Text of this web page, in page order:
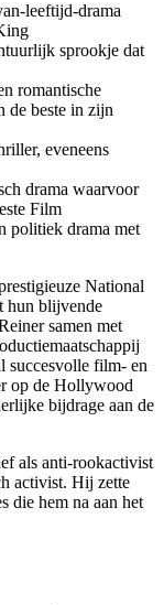
leeftijd-drama
sprookje dat
romantische
de beste in zijn
eveneens
drama waarvoor
Film
drama met
National
hun blijvende
samen met
succesvolle film- en
op de Hollywood
bijdrage aan de
als anti-rookactivist
activist. Hij zette
die hem na aan het